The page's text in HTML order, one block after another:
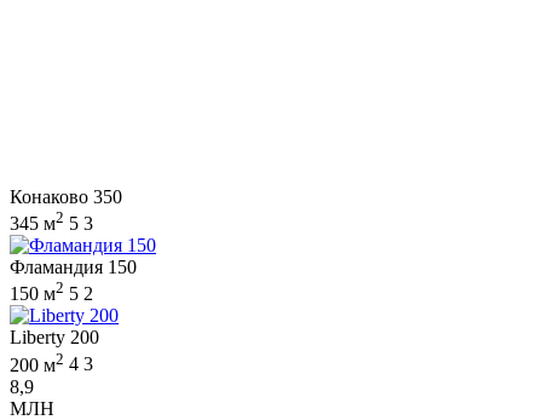
Конаково 350
345 м2 5 3
Фламандия 150
150 м2 5 2
Liberty 200
200 м2 4 3
8,9
МЛН